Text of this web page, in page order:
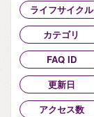
ライフサイクル
カテゴリ
FAQ ID
更新日
アクセス数